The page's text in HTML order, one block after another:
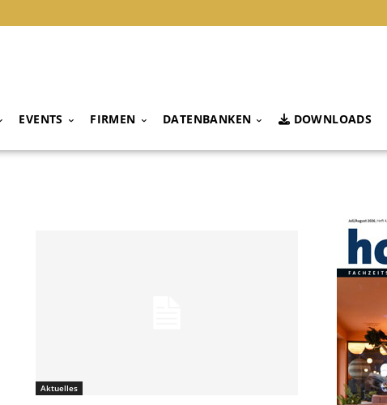
EVENTS FIRMEN DATENBANKEN DOWNLOADS
Aktuelles